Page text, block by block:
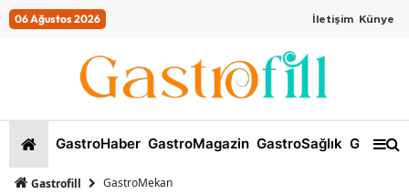
06 Ağustos 2026 İletişim Künye
GastroHaber GastroMagazin GastroSağlık
Gastrofill GastroMekan